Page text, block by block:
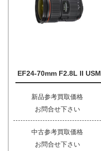
EF24-70mm F2.8L II USM
新品参考買取価格
お問合せ下さい
中古参考買取価格
お問合せ下さい